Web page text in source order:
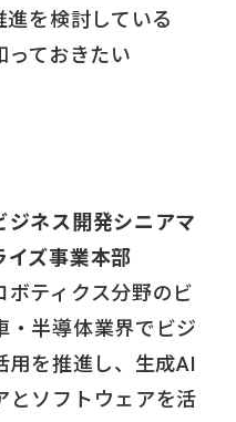
進を検討している
っておきたい
ネス開発シニアマ
ズ事業本部
ティクス分野のビ
・半導体業界でビジ
用を推進し、生成AI
とソフトウェアを活